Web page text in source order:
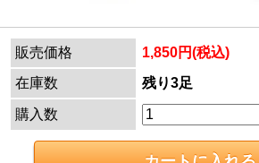
販売価格
1,850円(税込)
在庫数
残り3足
購入数